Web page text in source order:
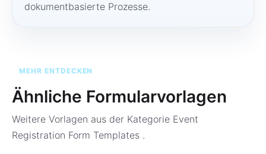
dokumentbasierte Prozesse.
MEHR ENTDECKEN
Ähnliche Formularvorlagen
Weitere Vorlagen aus der Kategorie Event
Registration Form Templates .